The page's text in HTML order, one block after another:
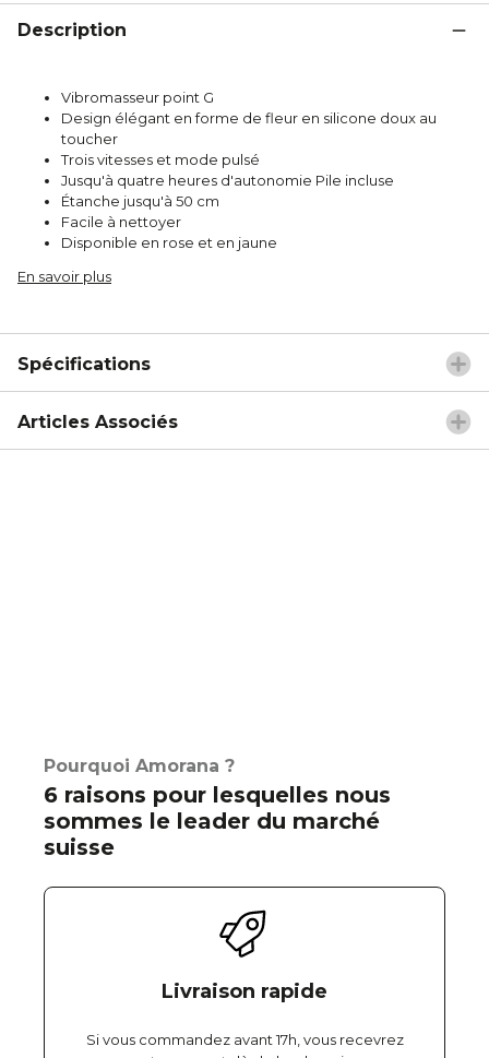
Description
Vibromasseur point G
Design élégant en forme de fleur en silicone doux au
toucher
Trois vitesses et mode pulsé
Jusqu'à quatre heures d'autonomie Pile incluse
Étanche jusqu'à 50 cm
Facile à nettoyer
Disponible en rose et en jaune
En savoir plus
Spécifications
Articles Associés
Pourquoi Amorana ?
6 raisons pour lesquelles nous
sommes le leader du marché
suisse
Livraison rapide
Si vous commandez avant 17h, vous recevrez